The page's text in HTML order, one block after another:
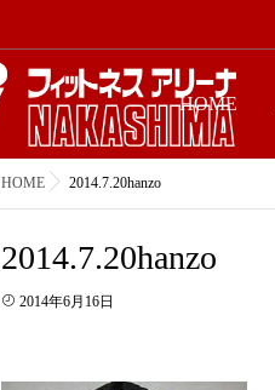
HOME
HOME 2014.7.20hanzo
2014.7.20hanzo
2014年6月16日